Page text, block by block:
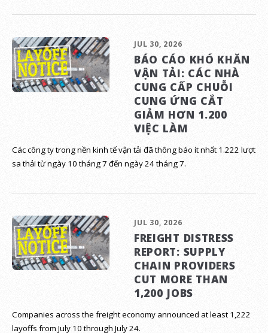
JUL 30, 2026
BÁO CÁO KHÓ KHĂN
VẬN TẢI: CÁC NHÀ
CUNG CẤP CHUỖI
CUNG ỨNG CẮT
GIẢM HƠN 1.200
VIỆC LÀM
Các công ty trong nền kinh tế vận tải đã thông báo ít nhất 1.222 lượt
sa thải từ ngày 10 tháng 7 đến ngày 24 tháng 7.
JUL 30, 2026
FREIGHT DISTRESS
REPORT: SUPPLY
CHAIN PROVIDERS
CUT MORE THAN
1,200 JOBS
Companies across the freight economy announced at least 1,222
layoffs from July 10 through July 24.